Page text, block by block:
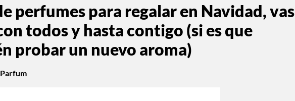
perfumes para regalar en Navidad, vas
todos y hasta contigo (si es que
probar un nuevo aroma)